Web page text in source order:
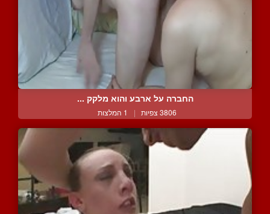
החברה על ארבע והוא מלקק ...
3806 צפיות | 1 המלצות